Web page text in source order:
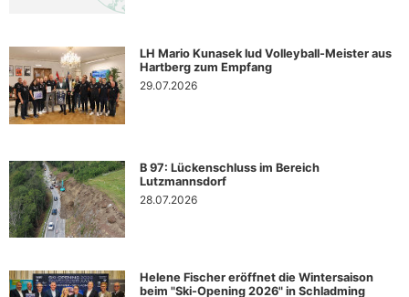
LH Mario Kunasek lud Volleyball-Meister aus
Hartberg zum Empfang
29.07.2026
B 97: Lückenschluss im Bereich
Lutzmannsdorf
28.07.2026
Helene Fischer eröffnet die Wintersaison
beim "Ski-Opening 2026" in Schladming